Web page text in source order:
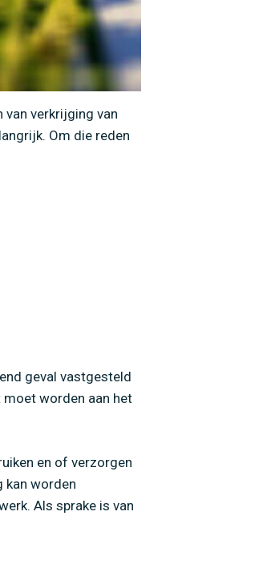
van verkrijging van
Om die reden
geval vastgesteld
moet worden aan het
en of verzorgen
kan worden
Als sprake is van